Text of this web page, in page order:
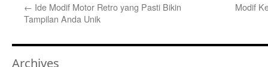
← Ide Modif Motor Retro yang Pasti Bikin
Tampilan Anda Unik
Modif
Archives